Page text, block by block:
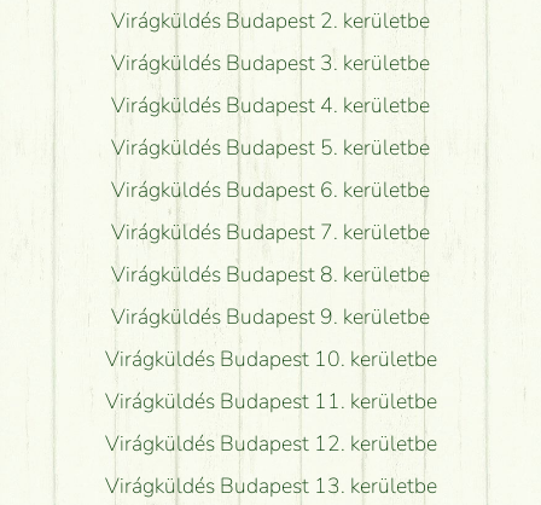
Virágküldés Budapest 2. kerületbe
Virágküldés Budapest 3. kerületbe
Virágküldés Budapest 4. kerületbe
Virágküldés Budapest 5. kerületbe
Virágküldés Budapest 6. kerületbe
Virágküldés Budapest 7. kerületbe
Virágküldés Budapest 8. kerületbe
Virágküldés Budapest 9. kerületbe
Virágküldés Budapest 10. kerületbe
Virágküldés Budapest 11. kerületbe
Virágküldés Budapest 12. kerületbe
Virágküldés Budapest 13. kerületbe